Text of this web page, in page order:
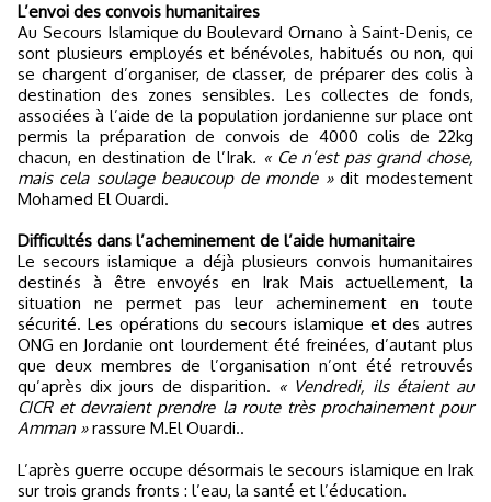
L’envoi des convois humanitaires
Au Secours Islamique du Boulevard Ornano à Saint-Denis, ce
sont plusieurs employés et bénévoles, habitués ou non, qui
se chargent d’organiser, de classer, de préparer des colis à
destination des zones sensibles. Les collectes de fonds,
associées à l’aide de la population jordanienne sur place ont
permis la préparation de convois de 4000 colis de 22kg
chacun, en destination de l’Irak. « Ce n’est pas grand chose,
mais cela soulage beaucoup de monde »dit modestement
Mohamed El Ouardi.
Difficultés dans l’acheminement de l’aide humanitaire
Le secours islamique a déjà plusieurs convois humanitaires
destinés à être envoyés en Irak Mais actuellement, la
situation ne permet pas leur acheminement en toute
sécurité. Les opérations du secours islamique et des autres
ONG en Jordanie ont lourdement été freinées, d’autant plus
que deux membres de l’organisation n’ont été retrouvés
qu’après dix jours de disparition. « Vendredi, ils étaient au
CICR et devraient prendre la route très prochainement pour
Amman »rassure M.El Ouardi..
L’après guerre occupe désormais le secours islamique en Irak
sur trois grands fronts : l’eau, la santé et l’éducation.